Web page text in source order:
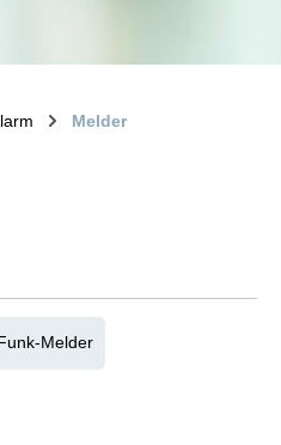
Melder
Melder